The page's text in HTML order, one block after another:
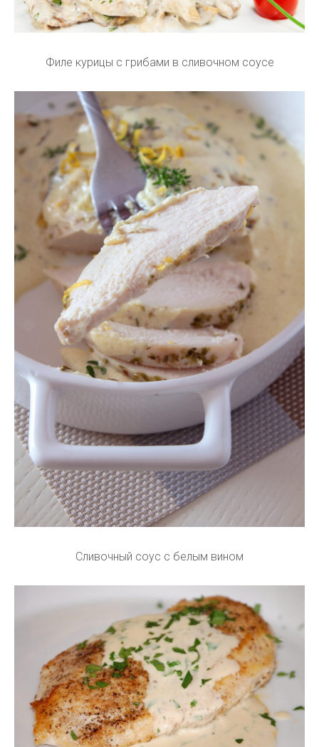
Филе курицы с грибами в сливочном соусе
Сливочный соус с белым вином